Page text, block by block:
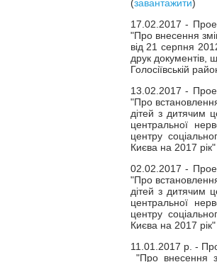
(завантажити)
17.02.2017 -
"Про внесення
від 21 серпня
друк документів,
Голосіївській
13.02.2017 -
"Про встановлення
дітей з дитячим
центральної
центру
Києва на 2017
02.02.2017 -
"Про встановлення
дітей з дитячим
центральної
центру
Києва на 2017
11.01.2017 р. -
"Про внесення